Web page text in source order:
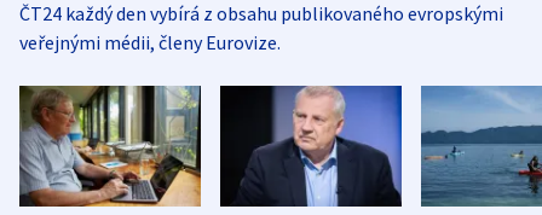
ČT24 každý den vybírá z obsahu publikovaného evropskými
veřejnými médii, členy Eurovize.